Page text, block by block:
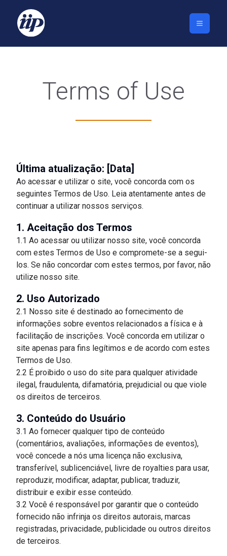
Terms of Use
Última atualização: [Data]
Ao acessar e utilizar o site, você concorda com os
seguintes Termos de Uso. Leia atentamente antes de
continuar a utilizar nossos serviços.
1. Aceitação dos Termos
1.1 Ao acessar ou utilizar nosso site, você concorda
com estes Termos de Uso e compromete-se a segui-
los. Se não concordar com estes termos, por favor, não
utilize nosso site.
2. Uso Autorizado
2.1 Nosso site é destinado ao fornecimento de
informações sobre eventos relacionados a física e à
facilitação de inscrições. Você concorda em utilizar o
site apenas para fins legítimos e de acordo com estes
Termos de Uso.
2.2 É proibido o uso do site para qualquer atividade
ilegal, fraudulenta, difamatória, prejudicial ou que viole
os direitos de terceiros.
3. Conteúdo do Usuário
3.1 Ao fornecer qualquer tipo de conteúdo
(comentários, avaliações, informações de eventos),
você concede a nós uma licença não exclusiva,
transferível, sublicenciável, livre de royalties para usar,
reproduzir, modificar, adaptar, publicar, traduzir,
distribuir e exibir esse conteúdo.
3.2 Você é responsável por garantir que o conteúdo
fornecido não infrinja os direitos autorais, marcas
registradas, privacidade, publicidade ou outros direitos
de terceiros.